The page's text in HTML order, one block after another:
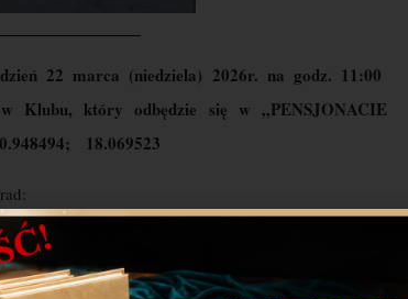
22 marca (niedziela) 2026r. na godz. 11:00
Klubu, który odbędzie się w „PENSJONACIE
18.069523